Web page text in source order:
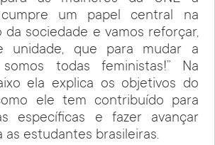
cumpre um papel central na
da sociedade e vamos reforçar,
unidade, que para mudar a
somos todas feministas!” Na
ela explica os objetivos do
ele tem contribuído para
específicas e fazer avançar
as estudantes brasileiras.